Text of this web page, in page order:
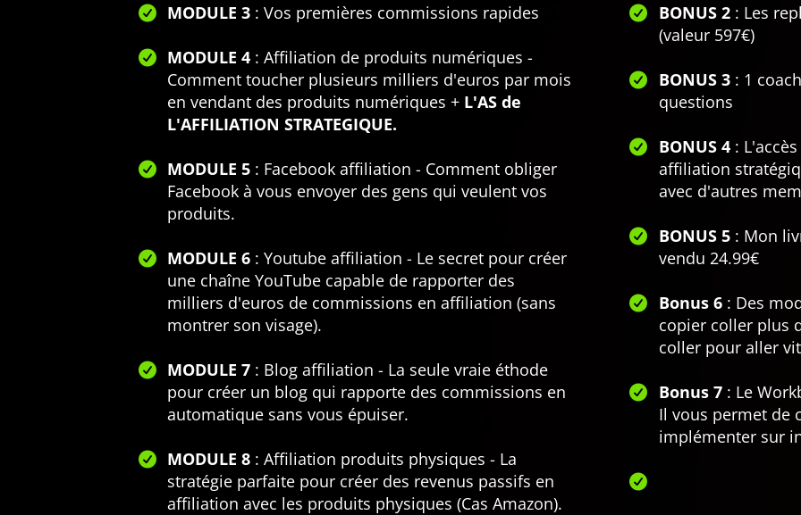
MODULE 3 : Vos premières commissions rapides
MODULE 4 : Affiliation de produits numériques -
Comment toucher plusieurs milliers d'euros par mois
en vendant des produits numériques + L'AS de
L'AFFILIATION STRATEGIQUE.
MODULE 5 : Facebook affiliation - Comment obliger
Facebook à vous envoyer des gens qui veulent vos
produits.
MODULE 6 : Youtube affiliation - Le secret pour créer
une chaîne YouTube capable de rapporter des
milliers d'euros de commissions en affiliation (sans
montrer son visage).
MODULE 7 : Blog affiliation - La seule vraie éthode
pour créer un blog qui rapporte des commissions en
automatique sans vous épuiser.
MODULE 8 : Affiliation produits physiques - La
stratégie parfaite pour créer des revenus passifs en
affiliation avec les produits physiques (Cas Amazon).
BONUS 2: Les
(valeur 597€)
BONUS 3: 1
questions
BONUS 4:
affiliation
avec d'autres
BONUS 5: Mon
vendu 24.99€
Bonus 6: Des
copier coller plus
coller pour aller
Bonus 7 : Le
Il vous permet de
implémenter sur